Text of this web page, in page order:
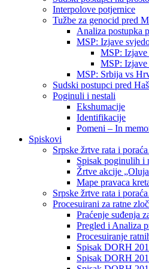
Interpolove potjernice
Tužbe za genocid pred
Analiza postupka
MSP: Izjave
MSP:
MSP:
MSP: Srbija vs
Sudski postupci pred
Poginuli i nestali
Ekshumacije
Identifikacije
Pomeni – In
Spiskovi
Srpske žrtve rata i
Spisak poginulih i
Žrtve akcije
Mape pravaca
Srpske žrtve rata i
Procesuirani za ratne
Praćenje suđenja
Pregled i Analiza
Procesuiranje
Spisak DORH
Spisak DORH